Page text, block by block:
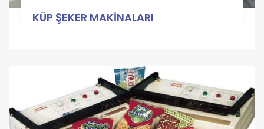
KÜP ŞEKER MAKİNALARI